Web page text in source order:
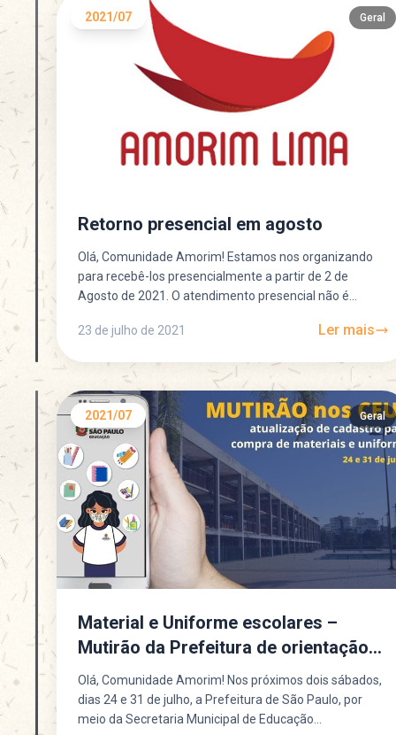
2021/07 Geral
Retorno presencial em agosto
Olá, Comunidade Amorim! Estamos nos organizando
para recebê-los presencialmente a partir de 2 de
Agosto de 2021. O atendimento presencial não é
23 de julho de 2021
Ler mais
2021/07 Geral
Material e Uniforme escolares –
Mutirão da Prefeitura de orientação
as famílias
Olá, Comunidade Amorim! Nos próximos dois sábados,
dias 24 e 31 de julho, a Prefeitura de São Paulo, por
meio da Secretaria Municipal de Educação...